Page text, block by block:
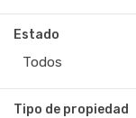
Estado
Todos
Tipo de propiedad